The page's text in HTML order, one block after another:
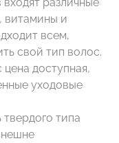
витамины и
всем,
свой тип волос.
доступная,
уходовые
типа